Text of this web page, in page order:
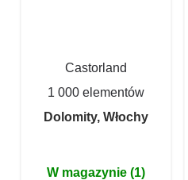
Castorland
1 000 elementów
Dolomity, Włochy
W magazynie (1)